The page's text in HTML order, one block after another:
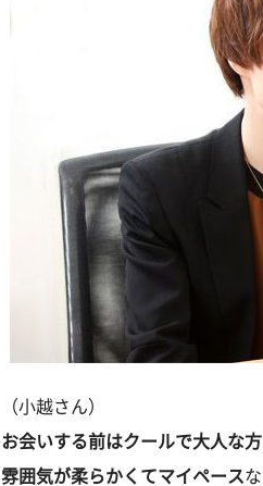
（小越さん）
お会いする前はクールで大人な
雰囲気が柔らかくてマイペース